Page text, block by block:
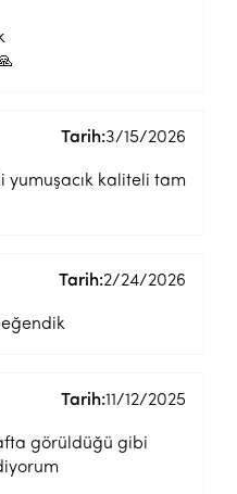
Tarih:3/15/2026
kaliteli tam
Tarih:2/24/2026
Tarih:11/12/2025
görüldüğü gibi